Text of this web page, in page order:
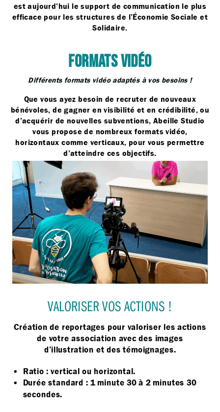
est aujourd’hui le support de communication le plus
efficace pour les structures de l’Économie Sociale et
Solidaire.
FORMATS VIDÉO
Différents formats vidéo adaptés à vos besoins !
Que vous ayez besoin de recruter de nouveaux
bénévoles, de gagner en visibilité et en crédibilité, ou
d’acquérir de nouvelles subventions, Abeille Studio
vous propose de nombreux formats vidéo,
horizontaux comme verticaux, pour vous permettre
d’atteindre ces objectifs.
VALORISER VOS ACTIONS !​
Création de reportages pour valoriser les actions
de votre association avec des images
d’illustration et des témoignages.
Ratio : vertical ou horizontal.
Durée standard : 1 minute 30 à 2 minutes 30
secondes.